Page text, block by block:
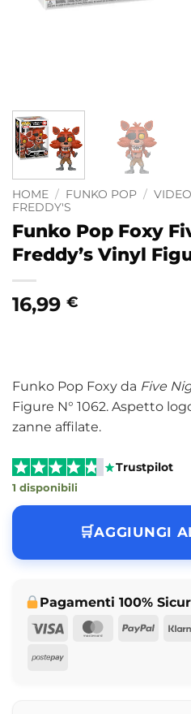
HOME / FUNKO POP /
FREDDY'S
Funko Pop Foxy
Freddy’s Vinyl
16,99 €
Funko Pop Foxy da Five
Figure N° 1062. Aspetto
zanne affilate.
Trustpilot
1 disponibili
AGGIUNGI
Pagamenti 100%
Visa
MasterCard
Postepay